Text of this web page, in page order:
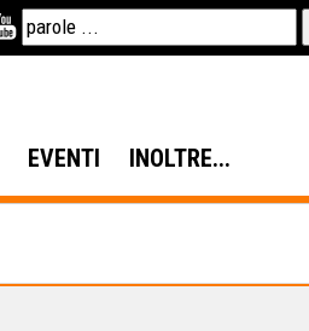
EVENTI INOLTRE...